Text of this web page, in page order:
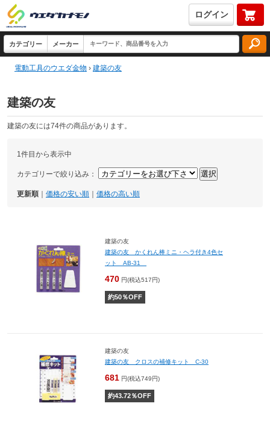
ログイン
電動工具のウエダ金物 › 建築の友
建築の友
建築の友には74件の商品があります。
1件目から表示中
カテゴリーで絞り込み：
更新順 価格の安い順 価格の高い順
建築の友
建築の友 かくれん棒ミニ・ヘラ付き4色セ
ット AB-31
470 円(税込517円)
約50％OFF
建築の友
建築の友 クロスの補修キット C-30
681 円(税込749円)
約43.72％OFF